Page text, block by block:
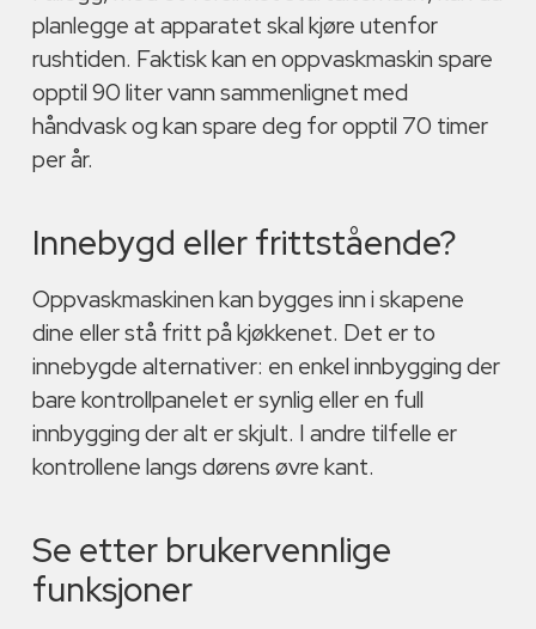
planlegge at apparatet skal kjøre utenfor
rushtiden. Faktisk kan en oppvaskmaskin spare
opptil 90 liter vann sammenlignet med
håndvask og kan spare deg for opptil 70 timer
per år.
Innebygd eller frittstående?
Oppvaskmaskinen kan bygges inn i skapene
dine eller stå fritt på kjøkkenet. Det er to
innebygde alternativer: en enkel innbygging der
bare kontrollpanelet er synlig eller en full
innbygging der alt er skjult. I andre tilfelle er
kontrollene langs dørens øvre kant.
Se etter brukervennlige
funksjoner